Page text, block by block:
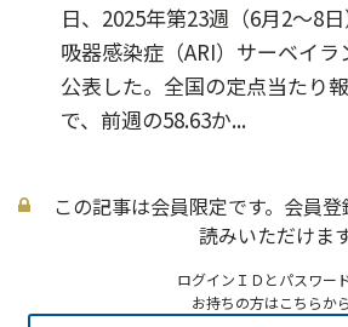
日、2025年第23週（6月2～8
吸器感染症（ARI）サーベイラ
公表した。全国の定点当たり
で、前週の58.63か...
この記事は会員限定です。会員
読みいただけます
ログインＩＤとパスワー
お持ちの方はこちらから